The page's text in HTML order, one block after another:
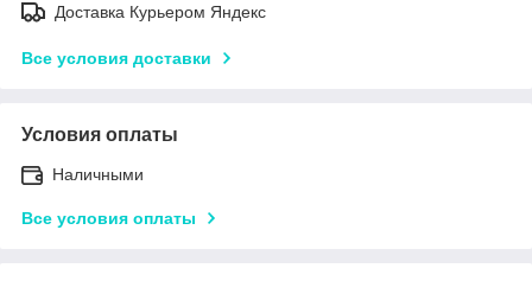
Доставка Курьером Яндекс
Все условия доставки
Условия оплаты
Наличными
Все условия оплаты